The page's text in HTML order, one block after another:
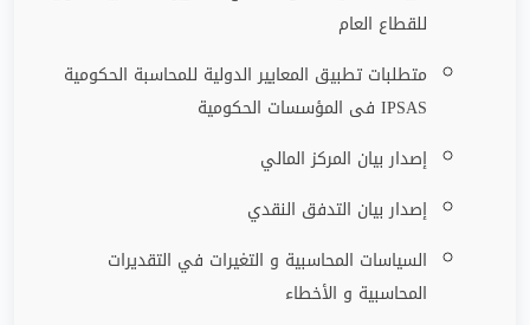
للقطاع العام
متطلبات تطبيق المعايير الدولية للمحاسبة الحكومية
IPSAS فى المؤسسات الحكومية
إصدار بيان المركز المالي
إصدار بيان التدفق النقدي
السياسات المحاسبية و التغيرات في التقديرات
المحاسبية و الأخطاء